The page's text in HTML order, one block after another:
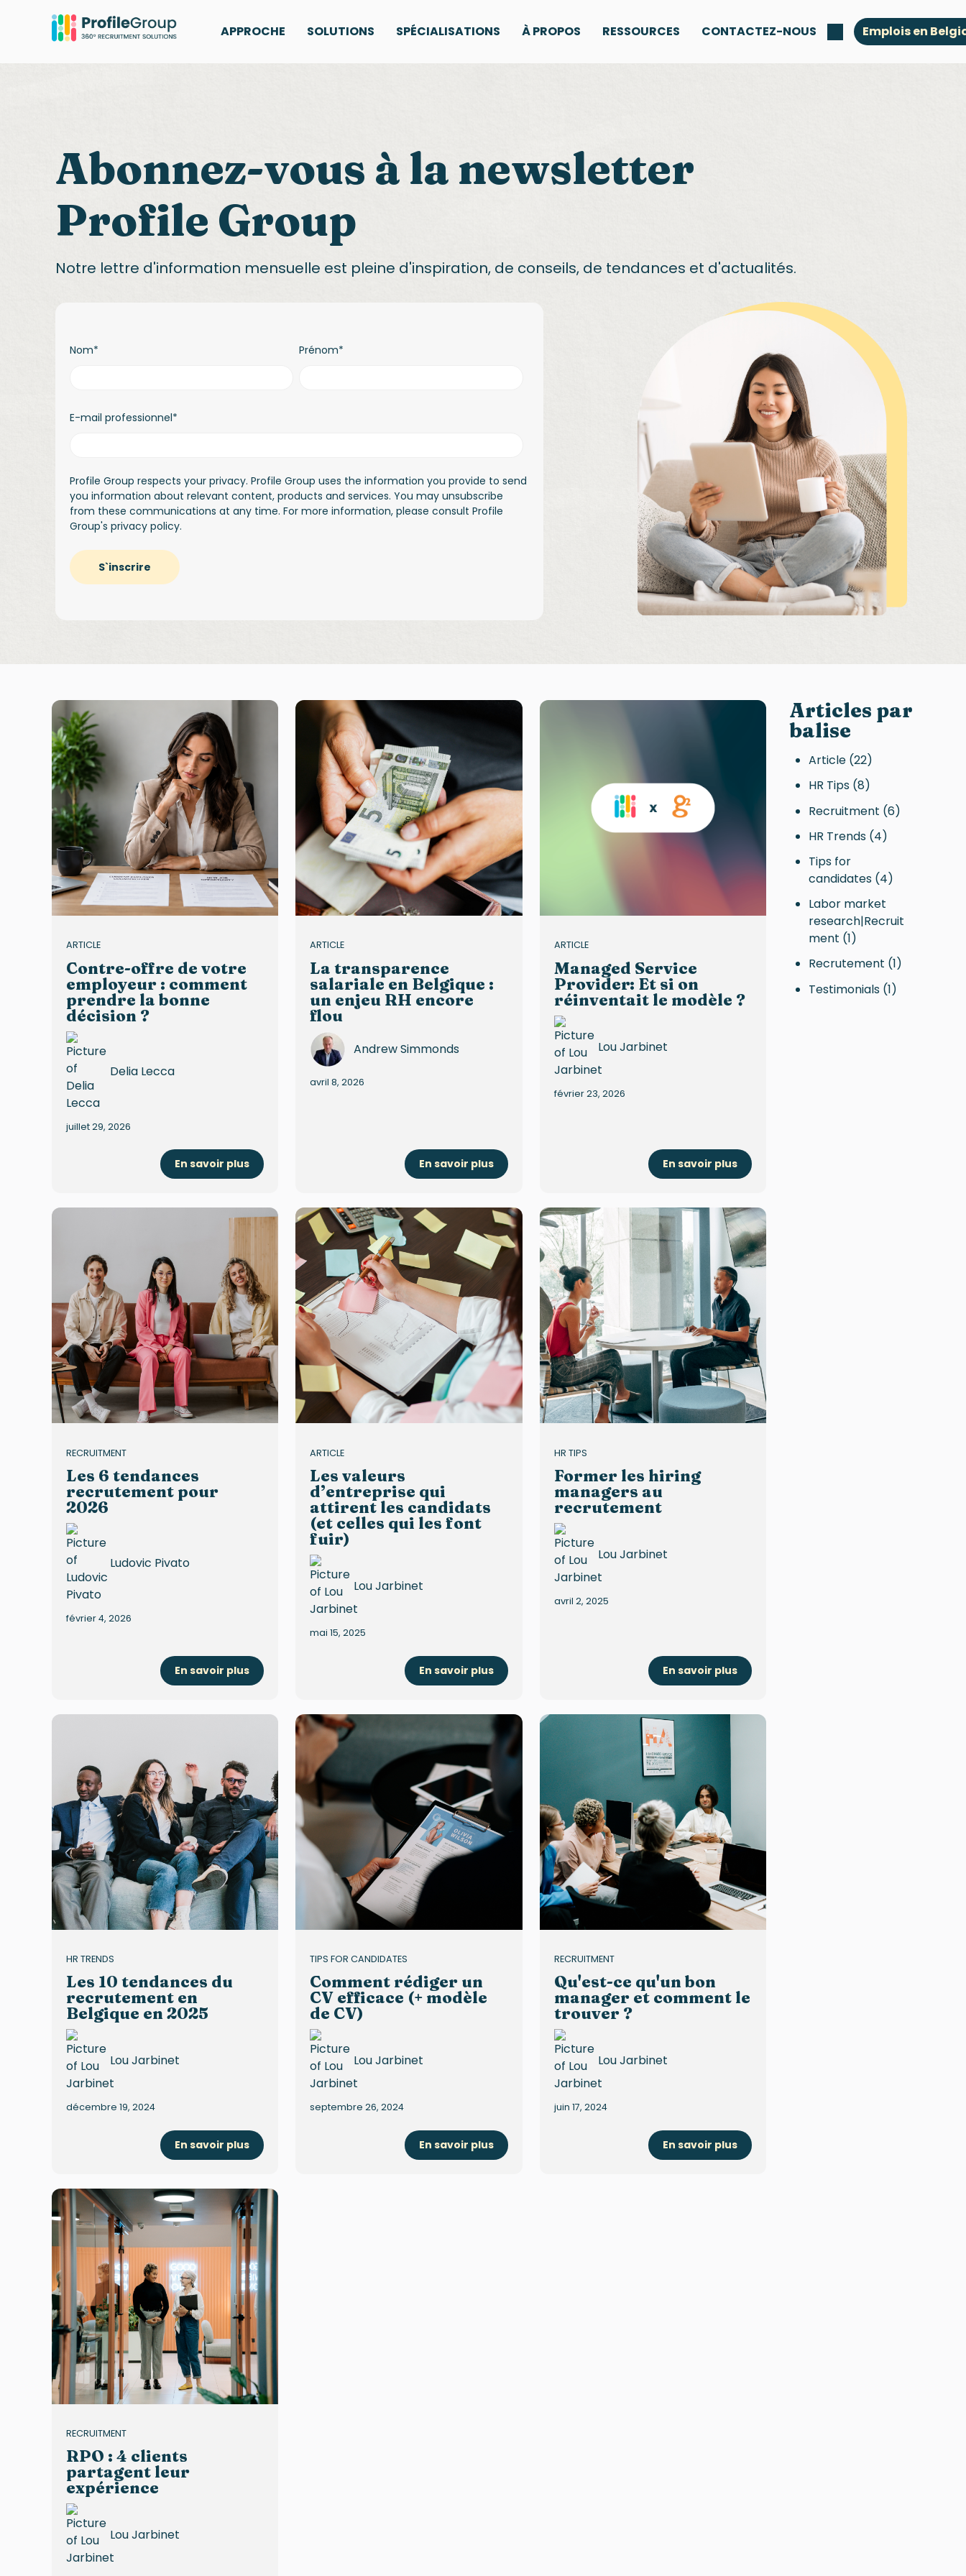
APPROCHE SOLUTIONS SPÉCIALISATIONS À PROPOS RESSOURCES CONTACTEZ-NOUS Emplois en
Abonnez-vous à la newsletter
Profile Group
Notre lettre d'information mensuelle est pleine d'inspiration, de conseils, de tendances et d'actualités.
Nom* Prénom*
E-mail professionnel*
Profile Group respects your privacy. Profile Group uses the information you provide to send
you information about relevant content, products and services. You may unsubscribe
from these communications at any time. For more information, please consult Profile
Group's privacy policy.
ARTICLE
Contre-offre de votre
employeur : comment
prendre la bonne
décision ?
Delia Lecca
juillet 29, 2026
En savoir plus
ARTICLE
La transparence
salariale en Belgique :
un enjeu RH encore
flou
Andrew Simmonds
avril 8, 2026
En savoir plus
ARTICLE
Managed Service
Provider: Et si on
réinventait le modèle ?
Lou Jarbinet
février 23, 2026
En savoir plus
RECRUITMENT
Les 6 tendances
recrutement pour
2026
Ludovic Pivato
février 4, 2026
En savoir plus
ARTICLE
Les valeurs
d’entreprise qui
attirent les candidats
(et celles qui les font
fuir)
Lou Jarbinet
mai 15, 2025
En savoir plus
HR TIPS
Former les hiring
managers au
recrutement
Lou Jarbinet
avril 2, 2025
En savoir plus
HR TRENDS
Les 10 tendances du
recrutement en
Belgique en 2025
Lou Jarbinet
décembre 19, 2024
En savoir plus
TIPS FOR CANDIDATES
Comment rédiger un
CV efficace (+ modèle
de CV)
Lou Jarbinet
septembre 26, 2024
En savoir plus
RECRUITMENT
Qu'est-ce qu'un bon
manager et comment le
trouver ?
Lou Jarbinet
juin 17, 2024
En savoir plus
RECRUITMENT
RPO : 4 clients
partagent leur
expérience
Lou Jarbinet
Articles par
balise
Article (22)
HR Tips (8)
Recruitment (6)
HR Trends (4)
Tips for
candidates (4)
Labor market
research|Recruit
ment (1)
Recrutement (1)
Testimonials (1)